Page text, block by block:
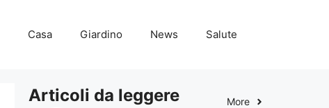
Casa Giardino News Salute
Articoli da leggere More